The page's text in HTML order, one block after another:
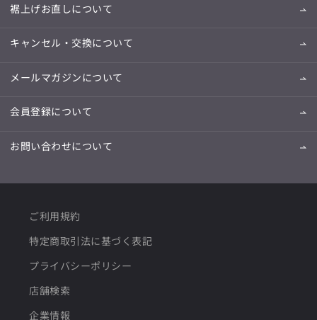
裾上げお直しについて
キャンセル・交換について
メールマガジンについて
会員登録について
お問い合わせについて
ご利用規約
特定商取引法に基づく表記
プライバシーポリシー
店舗検索
企業情報